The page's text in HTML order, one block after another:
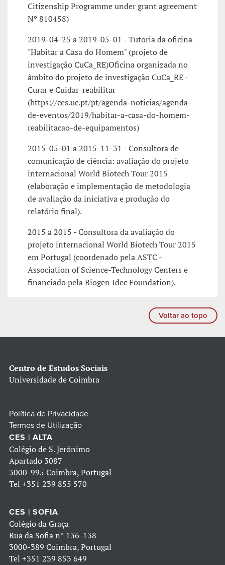
Citizenship Programme under grant agreement
Nº 810458)
2019-04-25 a 2019-05-01 - Tutoria da oficina
"Habitar a Casa do Homem" (projeto de
investigação CuCa_RE)Oficina organizada no
âmbito do projeto de investigação CuCa_RE -
Curar e Cuidar_reabilitar
(https://ces.uc.pt/pt/agenda-noticias/agenda-
de-eventos/2019/habitar-a-casa-do-homem-
reabilitacao-de-equipamentos)
2015-05-01 a 2015-11-31 - Consultora de
comunicação de ciência: avaliação do projeto
internacional World Biotech Tour 2015
(elaboração e implementação de metodologia
de avaliação da iniciativa e produção do
relatório final).
2015 a 2015 - Consultora da avaliação do
projeto internacional World Biotech Tour 2015
em Portugal (coordenado pela ASTC -
Association of Science-Technology Centers e
financiado pela Biogen Idec Foundation).
Voltar ao topo
Centro de Estudos Sociais
Universidade de Coimbra
Política de Privacidade
Termos de Utilização
CES | ALTA
Colégio de S. Jerónimo
Apartado 3087
3000-995 Coimbra, Portugal
Tel +351 239 855 570
CES | SOFIA
Colégio da Graça
Rua da Sofia nº 136-138
3000-389 Coimbra, Portugal
Tel +351 239 853 649